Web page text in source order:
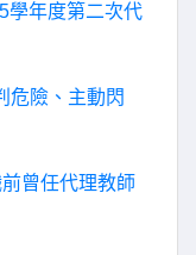
學年度第二次代
危險、主動閃
曾任代理教師